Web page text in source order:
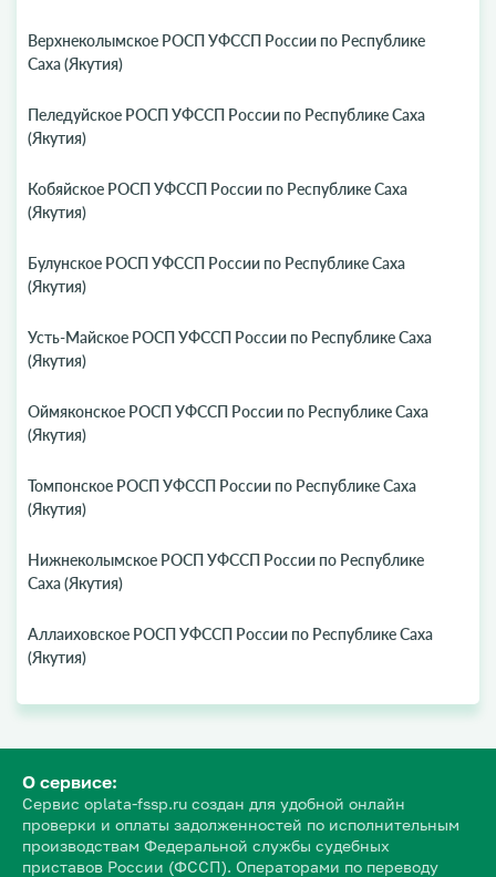
Верхнеколымское РОСП УФССП России по Республике
Саха (Якутия)
Пеледуйское РОСП УФССП России по Республике Саха
(Якутия)
Кобяйское РОСП УФССП России по Республике Саха
(Якутия)
Булунское РОСП УФССП России по Республике Саха
(Якутия)
Усть-Майское РОСП УФССП России по Республике Саха
(Якутия)
Оймяконское РОСП УФССП России по Республике Саха
(Якутия)
Томпонское РОСП УФССП России по Республике Саха
(Якутия)
Нижнеколымское РОСП УФССП России по Республике
Саха (Якутия)
Аллаиховское РОСП УФССП России по Республике Саха
(Якутия)
О сервисе:
Сервис oplata-fssp.ru создан для удобной онлайн
проверки и оплаты задолженностей по исполнительным
производствам Федеральной службы судебных
приставов России (ФССП). Операторами по переводу